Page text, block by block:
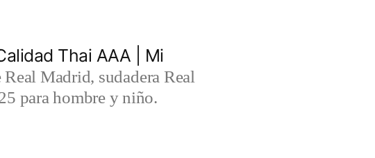
Thai AAA | Mi
Madrid, sudadera Real
para hombre y niño.